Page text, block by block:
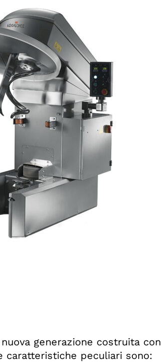
generazione costruita con
caratteristiche peculiari sono: